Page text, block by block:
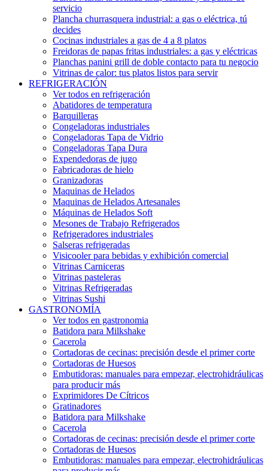
servicio
Plancha churrasquera industrial: a gas o eléctrica, tú
decides
Cocinas industriales a gas de 4 a 8 platos
Freidoras de papas fritas industriales: a gas y eléctricas
Planchas panini grill de doble contacto para tu negocio
Vitrinas de calor: tus platos listos para servir
REFRIGERACIÓN
Ver todos en refrigeración
Abatidores de temperatura
Barquilleras
Congeladoras industriales
Congeladoras Tapa de Vidrio
Congeladoras Tapa Dura
Expendedoras de jugo
Fabricadoras de hielo
Granizadoras
Maquinas de Helados
Maquinas de Helados Artesanales
Máquinas de Helados Soft
Mesones de Trabajo Refrigerados
Refrigeradores industriales
Salseras refrigeradas
Visicooler para bebidas y exhibición comercial
Vitrinas Carniceras
Vitrinas pasteleras
Vitrinas Refrigeradas
Vitrinas Sushi
GASTRONOMÍA
Ver todos en gastronomia
Batidora para Milkshake
Cacerola
Cortadoras de cecinas: precisión desde el primer corte
Cortadoras de Huesos
Embutidoras: manuales para empezar, electrohidráulicas
para producir más
Exprimidores De Cítricos
Gratinadores
Batidora para Milkshake
Cacerola
Cortadoras de cecinas: precisión desde el primer corte
Cortadoras de Huesos
Embutidoras: manuales para empezar, electrohidráulicas